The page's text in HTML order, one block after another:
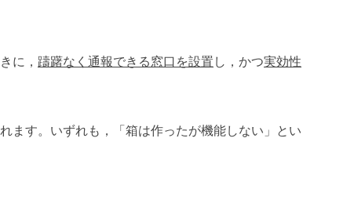
に， 躊躇なく通報できる窓口を設置 し，かつ実効性
ます。いずれも，「箱は作ったが機能しない」とい